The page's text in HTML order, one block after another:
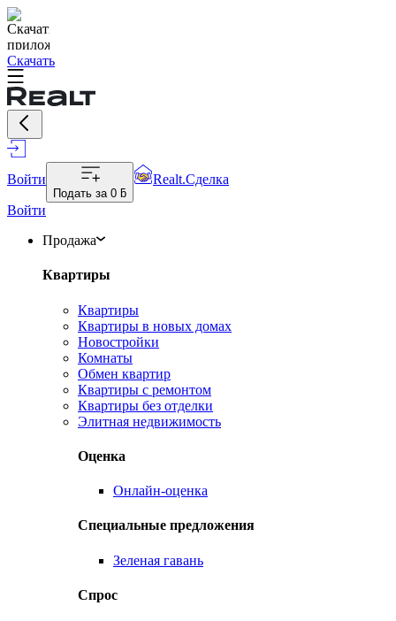
Скачать
Войти
Подать за 0 ƃ
Realt.Сделка
Войти
Продажа
Квартиры
Квартиры
Квартиры в новых домах
Новостройки
Комнаты
Обмен квартир
Квартиры с ремонтом
Квартиры без отделки
Элитная недвижимость
Оценка
Онлайн-оценка
Специальные предложения
Зеленая гавань
Спрос